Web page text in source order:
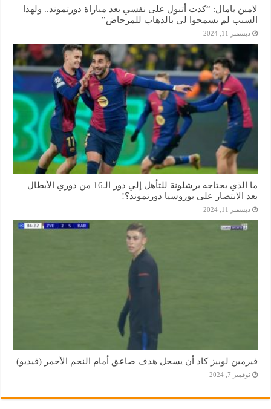
لامين يامال: “كدت أتبول على نفسي بعد مباراة دورتموند.. ولهذا
السبب لم يسمحوا لي بالذهاب للمرحاض”
ديسمبر 11, 2024
ما الذي يحتاجه برشلونة للتأهل إلي دور الـ16 من دوري الأبطال
بعد الانتصار على بوروسيا دورتموند؟!
ديسمبر 11, 2024
فيرمين لوبيز كاد أن يسجل هدف صاعق أمام النجم الأحمر (فيديو)
نوفمبر 7, 2024